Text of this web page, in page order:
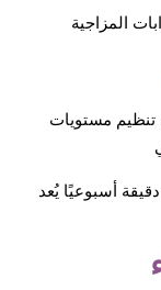
تنظيم مستويات
لذلك فإن ممارسة النشاط المعتدل لمدة 150 دقيقة أسبوعيًا يُعد